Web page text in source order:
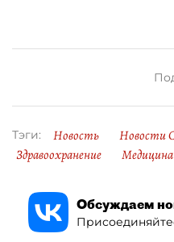
Тэги: Новость Новости
Здравоохранение
Медицина
Обсуждаем